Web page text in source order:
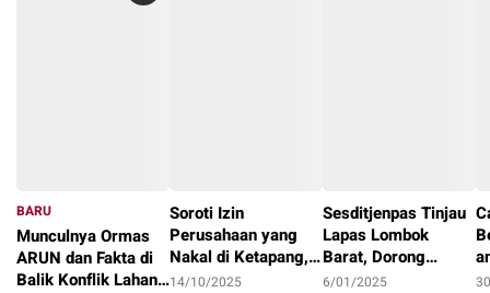
BARU
Munculnya Ormas
ARUN dan Fakta di
Balik Konflik Lahan
Soroti Izin
Perusahaan yang
Nakal di Ketapang,
LAKI : Lahan Jadi
14/10/2025
Sesditjenpas Tinjau
Lapas Lombok
Barat, Dorong
Optimalisasi
6/01/2025